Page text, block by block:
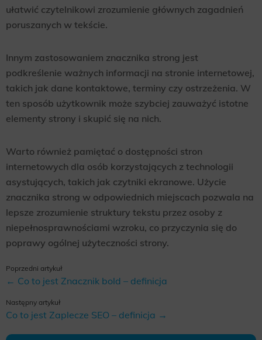
ułatwić czytelnikowi zrozumienie głównych zagadnień
poruszanych w tekście.
Innym zastosowaniem znacznika strong jest
podkreślenie ważnych informacji na stronie internetowej,
takich jak dane kontaktowe, terminy czy ostrzeżenia. W
ten sposób użytkownik może szybciej zauważyć istotne
elementy strony i skupić się na nich.
Warto również pamiętać o dostępności stron
internetowych dla osób korzystających z technologii
asystujących, takich jak czytniki ekranowe. Użycie
znacznika strong w odpowiednich miejscach pozwala na
lepsze zrozumienie struktury tekstu przez osoby z
niepełnosprawnościami wzroku, co przyczynia się do
poprawy ogólnej użyteczności strony.
Poprzedni artykuł
← Co to jest Znacznik bold – definicja
Następny artykuł
Co to jest Zaplecze SEO – definicja →